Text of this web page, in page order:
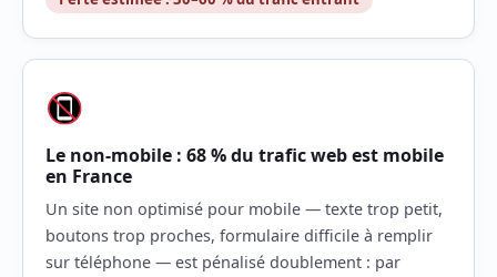
Le non-mobile : 68 % du trafic web est mobile
en France
Un site non optimisé pour mobile — texte trop petit,
boutons trop proches, formulaire difficile à remplir
sur téléphone — est pénalisé doublement : par